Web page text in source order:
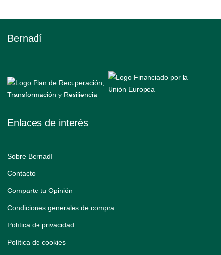
Bernadí
Enlaces de interés
Sobre Bernadí
Contacto
Comparte tu Opinión
Condiciones generales de compra
Política de privacidad
Política de cookies